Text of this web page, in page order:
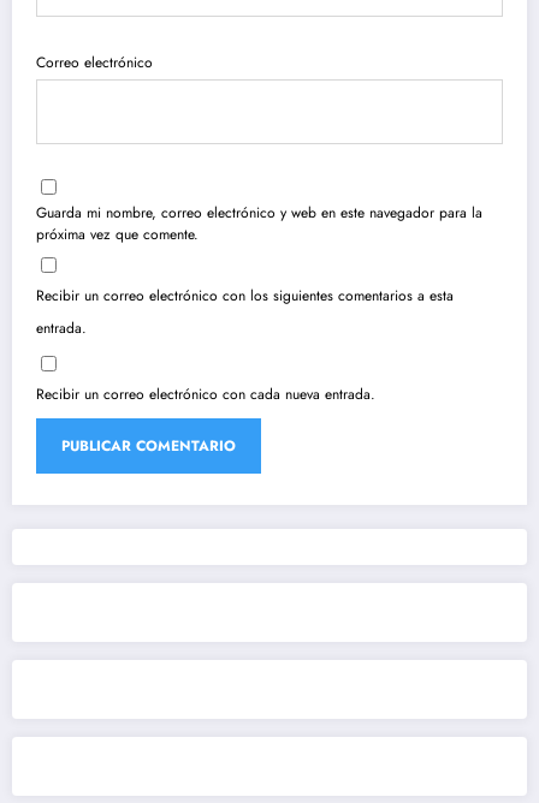
Correo electrónico
Guarda mi nombre, correo electrónico y web en este navegador para la
próxima vez que comente.
Recibir un correo electrónico con los siguientes comentarios a esta
entrada.
Recibir un correo electrónico con cada nueva entrada.